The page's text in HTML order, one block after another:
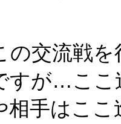
の交流戦
すが…ここ
手はここ